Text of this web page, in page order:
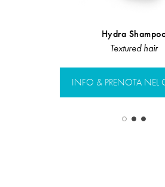
Hydra
Textured hair
INFO & PRENOTA NEL